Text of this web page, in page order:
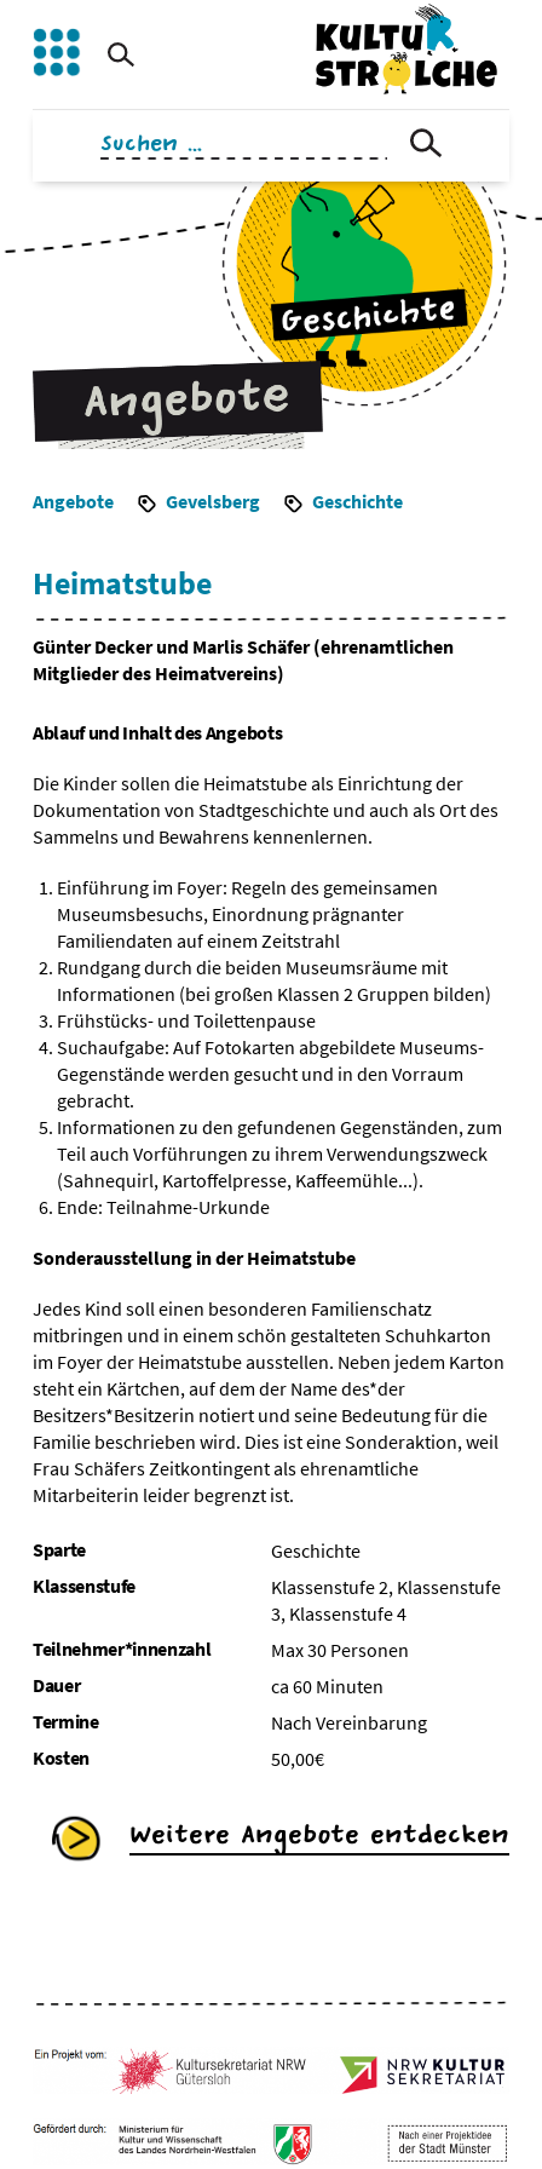
Inhalt
springen
Suchen
nach:
Angebote Gevelsberg Geschichte
Heimatstube
Günter Decker und Marlis Schäfer (ehrenamtlichen
Mitglieder des Heimatvereins)
Ablauf und Inhalt des Angebots
Die Kinder sollen die Heimatstube als Einrichtung der
Dokumentation von Stadtgeschichte und auch als Ort des
Sammelns und Bewahrens kennenlernen.
Einführung im Foyer: Regeln des gemeinsamen
Museumsbesuchs, Einordnung prägnanter
Familiendaten auf einem Zeitstrahl
Rundgang durch die beiden Museumsräume mit
Informationen (bei großen Klassen 2 Gruppen bilden)
Frühstücks- und Toilettenpause
Suchaufgabe: Auf Fotokarten abgebildete Museums-
Gegenstände werden gesucht und in den Vorraum
gebracht.
Informationen zu den gefundenen Gegenständen, zum
Teil auch Vorführungen zu ihrem Verwendungszweck
(Sahnequirl, Kartoffelpresse, Kaffeemühle...).
Ende: Teilnahme-Urkunde
Sonderausstellung in der Heimatstube
Jedes Kind soll einen besonderen Familienschatz
mitbringen und in einem schön gestalteten Schuhkarton
im Foyer der Heimatstube ausstellen. Neben jedem Karton
steht ein Kärtchen, auf dem der Name des*der
Besitzers*Besitzerin notiert und seine Bedeutung für die
Familie beschrieben wird. Dies ist eine Sonderaktion, weil
Frau Schäfers Zeitkontingent als ehrenamtliche
Mitarbeiterin leider begrenzt ist.
Sparte
Geschichte
Klassenstufe
Klassenstufe 2, Klassenstufe
3, Klassenstufe 4
Teilnehmer*innenzahl
Max 30 Personen
Dauer
ca 60 Minuten
Termine
Nach Vereinbarung
Kosten
50,00€
Weitere Angebote entdecken